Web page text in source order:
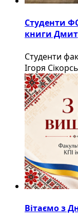
Студенти
книги
Студенти
Ігоря
Вітаємо з